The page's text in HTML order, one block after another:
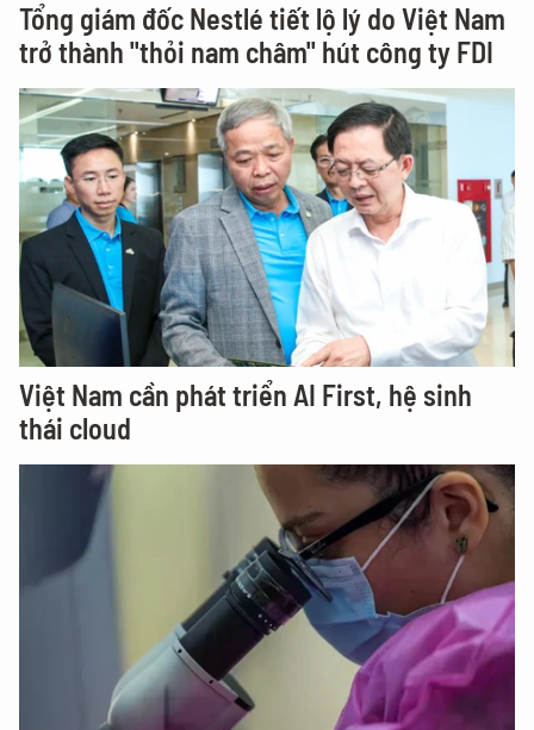
Tổng giám đốc Nestlé tiết lộ lý do Việt Nam
trở thành "thỏi nam châm" hút công ty FDI
Việt Nam cần phát triển AI First, hệ sinh
thái cloud